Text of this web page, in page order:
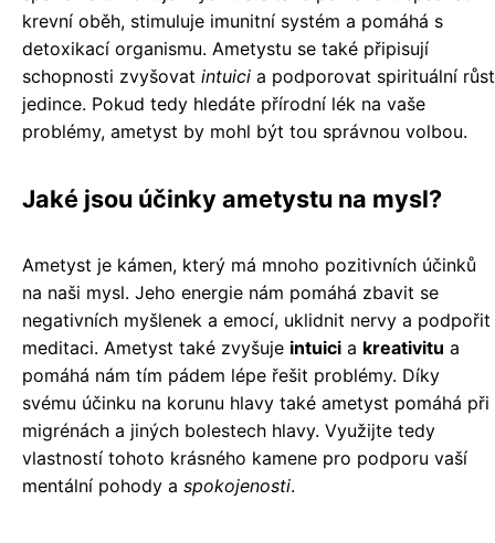
krevní oběh, stimuluje imunitní systém a pomáhá s
detoxikací organismu. Ametystu se také připisují
schopnosti zvyšovat intuici a podporovat spirituální růst
jedince. Pokud tedy hledáte přírodní lék na vaše
problémy, ametyst by mohl být tou správnou volbou.
Jaké jsou účinky ametystu na mysl?
Ametyst je kámen, který má mnoho pozitivních účinků
na naši mysl. Jeho energie nám pomáhá zbavit se
negativních myšlenek a emocí, uklidnit nervy a podpořit
meditaci. Ametyst také zvyšuje intuici a kreativitu a
pomáhá nám tím pádem lépe řešit problémy. Díky
svému účinku na korunu hlavy také ametyst pomáhá při
migrénách a jiných bolestech hlavy. Využijte tedy
vlastností tohoto krásného kamene pro podporu vaší
mentální pohody a spokojenosti.